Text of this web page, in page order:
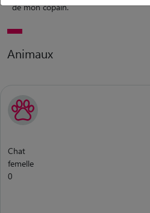
de mon copain.
Animaux
Chat
femelle
0